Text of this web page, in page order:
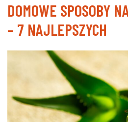
DOMOWE SPOSOBY
– 7 NAJLEPSZYCH